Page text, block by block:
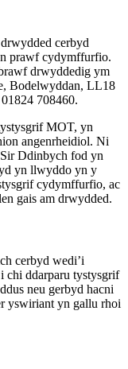
cerbyd
prawf cydymffurfio.
drwyddedig ym
Bodelwyddan, LL18
708460.
MOT, yn
angenrheidiol. Ni
Ddinbych fod yn
yn llwyddo yn y
cydymffurfio, ac
gais am drwydded.
cerbyd wedi’i
chi ddarparu tystysgrif
neu gerbyd hacni
yswiriant yn gallu rhoi